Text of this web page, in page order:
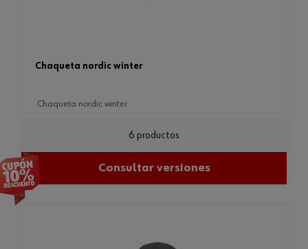
chaqueta nordic winter
chaqueta nordic winter
6 productos
Consultar versiones